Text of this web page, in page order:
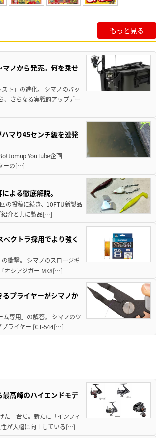
もっと見る
マノから発売。何を乗せ
ト」の進化。 シマノのバッ
、さらなる実戦的アップデー
マり45センチ級を連発
YouTube企画
ーの[…]
よる徹底解説。
の投稿に続き、10FTU新製品
紹介と共に製品[…]
クトラ採用でより強く
衝撃。 シマノのスロージギ
オシアジガー MX8[…]
るプライヤーがシマノか
専用」の解答。 シマノのツ
プライヤー [CT-544[…]
高峰のハイエンドモデ
た一台だ。新たに「インフィ
性が大幅に向上している[…]